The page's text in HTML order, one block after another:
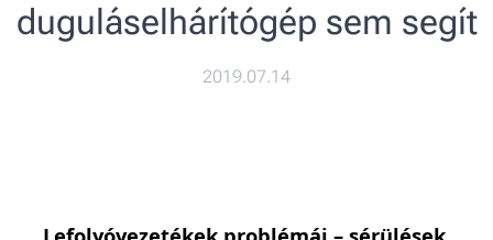
duguláselhárítógép sem segít
2019.07.14